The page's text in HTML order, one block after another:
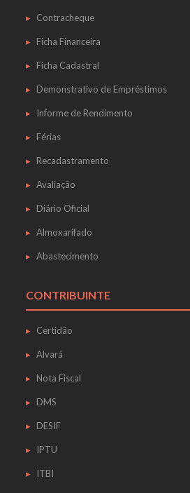
Contracheque
Ficha Financeira
Ficha Cadastral
Demonstrativo de Empréstimos
Informe de Rendimento
Férias
Recadastramento
Avaliação
Diário Oficial
Almoxarifado
Abastecimento
CONTRIBUINTE
Certidão
Alvará
Nota Fiscal
DMS
DESIF
IPTU
ITBI